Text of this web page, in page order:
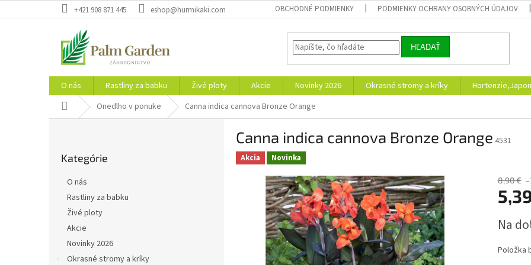
na
+421 908 871 445 eshop@hurmikaki.com OBCHODNÉ PODMIENKY PODMIENKY OCHRANY OSOBNÝCH ÚDAJOV
HĽADAŤ
O nás Rastliny za babku Živé ploty Akcie Novinky 2026 Okrasné stromy a kríky
Domov Onedlho v ponuke Canna indica cannova Bronze Orange
kategórie
Kategórie
O nás
Rastliny za babku
Živé ploty
Akcie
Novinky 2026
Okrasné stromy a kríky
Canna indica cannova Bronze Orange 4531
Akcia Novinka
8,90 €
cena:
Na
Položka